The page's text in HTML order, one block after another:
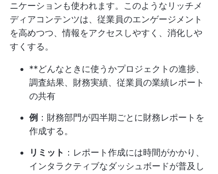
ニケーションも使われます。このようなリッチメ
ディアコンテンツは、従業員のエンゲージメント
を高めつつ、情報をアクセスしやすく、消化しや
すくする。
**どんなときに使うかプロジェクトの進捗、
調査結果、財務実績、従業員の業績レポート
の共有
例 ：財務部門が四半期ごとに財務レポートを
作成する。
リミット ：レポート作成には時間がかかり、
インタラクティブなダッシュボードが普及し